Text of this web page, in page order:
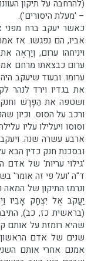
(להרחבה על תיקון
– 'מעלת היסורים').
כאשר יעקב ברח מפני
אביו, הם נפגשו. אז
ויניחהו ערום, וְיַרְאֶה
ערום כבצאתו מרחם
ערומו. ובעוד שיעקב
את בגדיו וירד לנהר
ושטפה את הַפָּרָשׁ
ורכב על הסוס. וכיון
וסוסו ויעלילו עליו
ארבע עשרה שנה.
ובסכנת חנק כדין
'גילוי עריות' של אדם
ד"ה 'ועל פי זה אומר'
ונרמז התיקון של
יַעֲקֹב אֶל יִצְחָק אָבִיו
(בראשית כז, כב),
שהיא רומזת על אותם
שנים של אדם הראשון
אמנם אחרי אותם